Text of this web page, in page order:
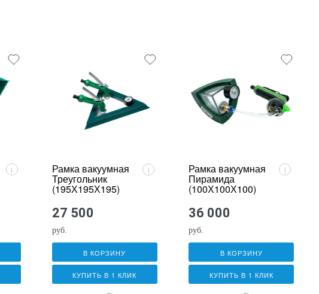
i Рамка вакуумная
Треугольник
(195Х195Х195)
i
27 500
руб.
В КОРЗИНУ
КУПИТЬ В 1 КЛИК
Рамка вакуумная
Пирамида
(100Х100Х100)
i
36 000
руб.
В КОРЗИНУ
КУПИТЬ В 1 КЛИК